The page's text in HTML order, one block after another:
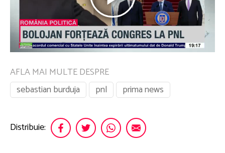
AFLA MAI MULTE DESPRE
sebastian burduja
pnl prima news
Distribuie: